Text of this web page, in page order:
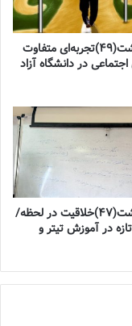
کلاس نوشت(۴۹)تجربه‌ای متفاوت
در دانشگاه آزاد
کلاس نوشت(۴۷)خلاقیت در لحظه/
در آموزش تیتر و